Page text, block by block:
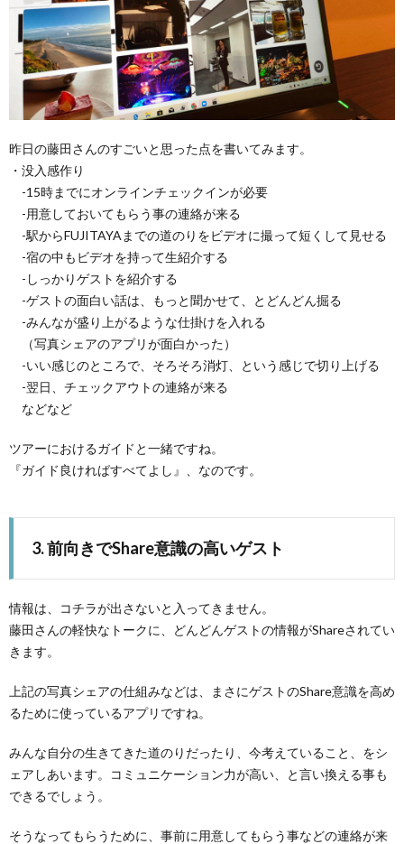
昨日の藤田さんのすごいと思った点を書いてみます。
・没入感作り
-15時までにオンラインチェックインが必要
-用意しておいてもらう事の連絡が来る
-駅からFUJITAYAまでの道のりをビデオに撮って短くして見せる
-宿の中もビデオを持って生紹介する
-しっかりゲストを紹介する
-ゲストの面白い話は、もっと聞かせて、とどんどん掘る
-みんなが盛り上がるような仕掛けを入れる
（写真シェアのアプリが面白かった）
-いい感じのところで、そろそろ消灯、という感じで切り上げる
-翌日、チェックアウトの連絡が来る
などなど
ツアーにおけるガイドと一緒ですね。
『ガイド良ければすべてよし』、なのです。
3. 前向きでShare意識の高いゲスト
情報は、コチラが出さないと入ってきません。
藤田さんの軽快なトークに、どんどんゲストの情報がShareされてい
きます。
上記の写真シェアの仕組みなどは、まさにゲストのShare意識を高め
るために使っているアプリですね。
みんな自分の生きてきた道のりだったり、今考えていること、をシ
ェアしあいます。コミュニケーション力が高い、と言い換える事も
できるでしょう。
そうなってもらうために、事前に用意してもらう事などの連絡が来